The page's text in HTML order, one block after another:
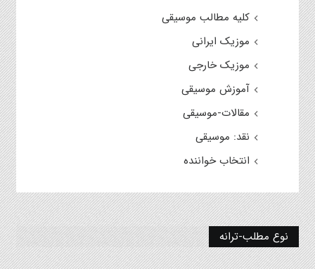
کلیه مطالب موسیقی
موزیک ایرانی
موزیک خارجی
آموزش موسیقی
مقالات-موسیقی
نقد: موسیقی
انتخاب خواننده
نوع مطلب-ترانه